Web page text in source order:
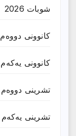
شوبات 2026
کانوونی دووەم 2026
کانوونی یەکەم 2025
تشرینی دووەم 2025
تشرینی یەکەم 2025